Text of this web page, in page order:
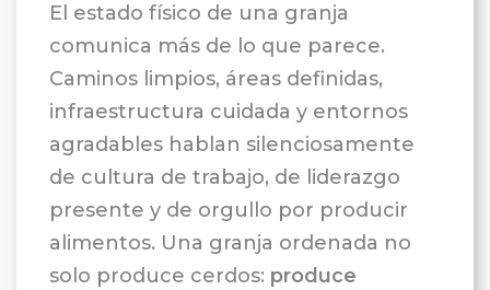
El estado físico de una granja
comunica más de lo que parece.
Caminos limpios, áreas definidas,
infraestructura cuidada y entornos
agradables hablan silenciosamente
de cultura de trabajo, de liderazgo
presente y de orgullo por producir
alimentos. Una granja ordenada no
solo produce cerdos: produce